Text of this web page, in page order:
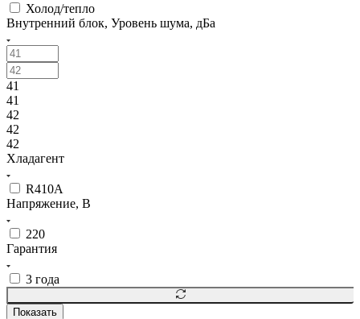
Холод/тепло
Внутренний блок, Уровень шума, дБа
41
41
42
42
42
Хладагент
R410A
Напряжение, В
220
Гарантия
3 года
Показать